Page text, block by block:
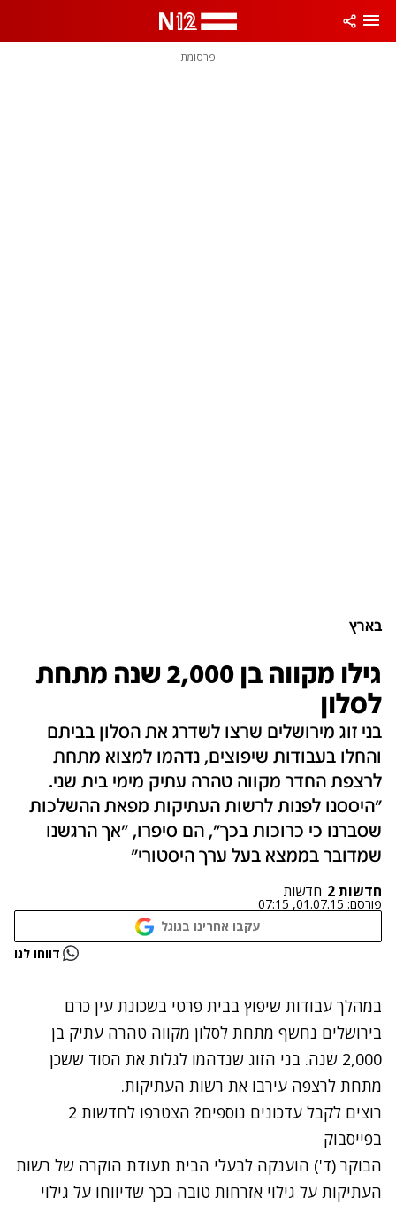
פרסומת
בארץ
גילו מקווה בן 2,000 שנה מתחת
לסלון
בני זוג מירושלים שרצו לשדרג את הסלון בביתם
והחלו בעבודות שיפוצים, נדהמו למצוא מתחת
לרצפת החדר מקווה טהרה עתיק מימי בית שני.
"היססנו לפנות לרשות העתיקות מפאת ההשלכות
שסברנו כי כרוכות בכך", הם סיפרו, "אך הרגשנו
שמדובר בממצא בעל ערך היסטורי"
חדשות 2 חדשות
פורסם: 01.07.15, 07:15
עקבו אחרינו בגוגל
נתקלנו בבעיה דווחו לנו
במהלך עבודות שיפוץ בבית פרטי בשכונת עין כרם
בירושלים נחשף מתחת לסלון מקווה טהרה עתיק בן
2,000 שנה. בני הזוג שנדהמו לגלות את הסוד ששכן
מתחת לרצפה עירבו את רשות העתיקות.
רוצים לקבל עדכונים נוספים? הצטרפו לחדשות 2
בפייסבוק
הבוקר (ד') הוענקה לבעלי הבית תעודת הוקרה של רשות
העתיקות על גילוי אזרחות טובה בכך שדיווחו על גילוי